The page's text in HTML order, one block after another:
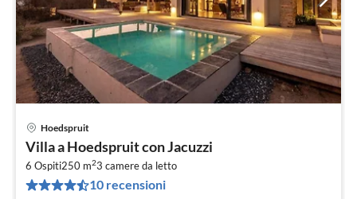
Hoedspruit
Villa a Hoedspruit con Jacuzzi
6 Ospiti250 m23 camere da letto
10 recensioni